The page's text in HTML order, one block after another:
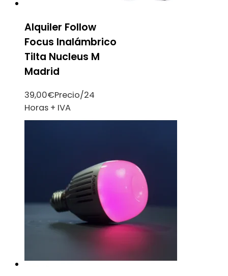
Alquiler Follow
Focus Inalámbrico
Tilta Nucleus M
Madrid
39,00€Precio/24
Horas + IVA